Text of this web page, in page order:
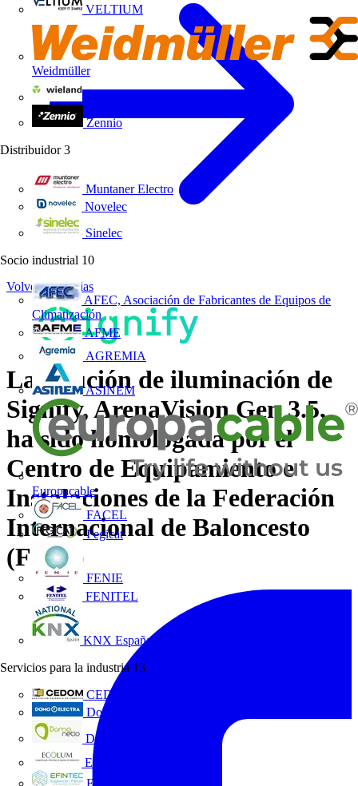
VELTIUM
Weidmüller
Zennio
Distribuidor 3
Muntaner Electro
Novelec
Sinelec
Socio industrial 10
AFEC, Asociación de Fabricantes de Equipos de
Climatización
AFME
AGREMIA
ASINEM
Europacable
FACEL
Fegicat
FENIE
FENITEL
KNX España
Servicios para la industria 13
CEDOM
Domo Electra
Domonetio
Ecolum
Efintec
Volver a Noticias
La solución de iluminación de
Signify, ArenaVision Gen 3.5,
ha sido homologada por el
Centro de Equipamiento e
Instalaciones de la Federación
Internacional de Baloncesto
(FIBA)